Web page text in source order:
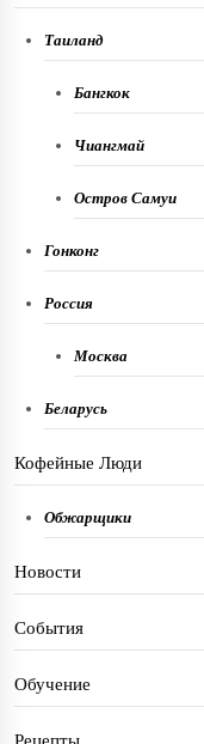
Таиланд
Бангкок
Чиангмай
Остров Самуи
Гонконг
Россия
Москва
Беларусь
Кофейные Люди
Обжарщики
Новости
События
Обучение